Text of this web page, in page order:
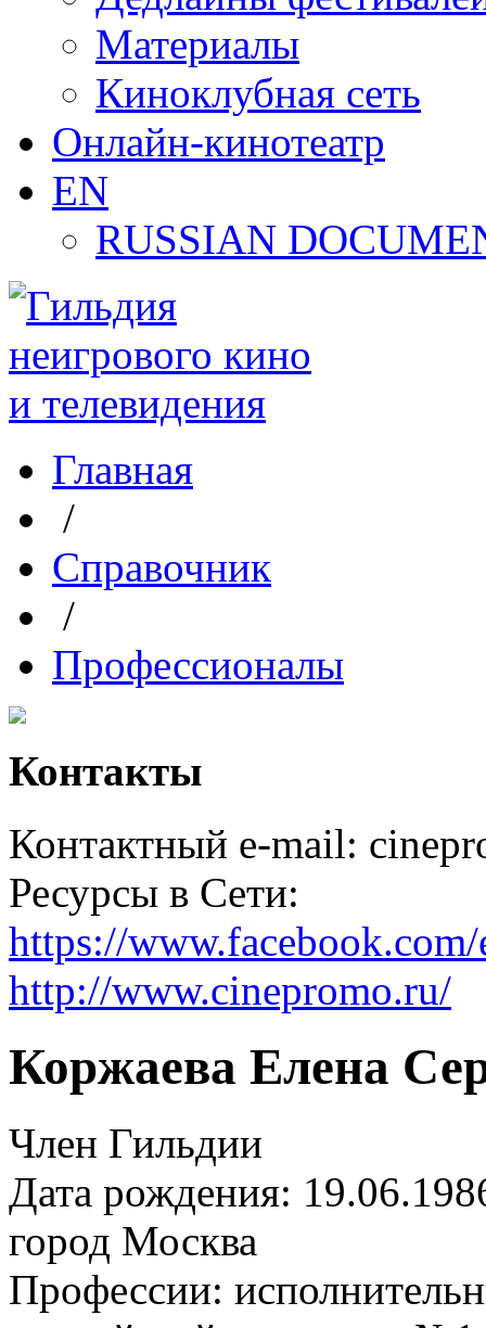
Материалы
Киноклубная сеть
Онлайн-кинотеатр
EN
RUSSIAN
Главная
/
Справочник
/
Профессионалы
Контакты
Контактный e-mail:
Ресурсы в Сети:
https://
http://www.cinepromo.ru/
Коржаева Елена
Член Гильдии
Дата рождения:
город Москва
Профессии: